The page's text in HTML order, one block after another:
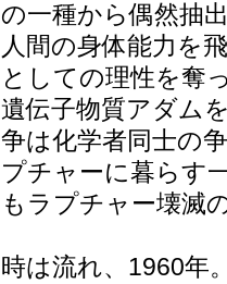
の一種から偶然抽
人間の身体能力を
としての理性を奪
遺伝子物質アダム
争は化学者同士の
プチャーに暮らす
もラプチャー壊滅
時は流れ、1960年